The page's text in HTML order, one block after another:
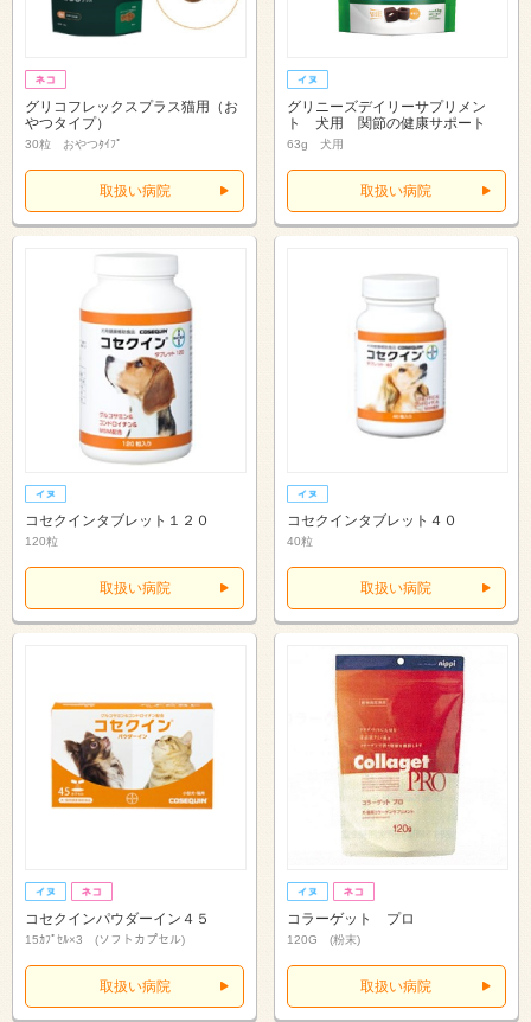
グリコフレックスプラス猫用（お
やつタイプ）
30粒 おやつﾀｲﾌﾟ
取扱い病院
グリニーズデイリーサプリメン
ト 犬用 関節の健康サポート
63g 犬用
取扱い病院
コセクインタブレット１２０
120粒
取扱い病院
コセクインタブレット４０
40粒
取扱い病院
コセクインパウダーイン４５
15ｶﾌﾟｾﾙ×3 (ソフトカプセル)
取扱い病院
コラーゲット プロ
120G (粉末)
取扱い病院